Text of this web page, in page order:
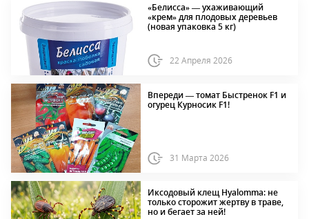
«Белисса» — ухаживающий
«крем» для плодовых деревьев
(новая упаковка 5 кг)
22 Апреля 2026
Впереди — томат Быстренок F1 и
огурец Курносик F1!
31 Марта 2026
Иксодовый клещ Hyalomma: не
только сторожит жертву в траве,
но и бегает за ней!